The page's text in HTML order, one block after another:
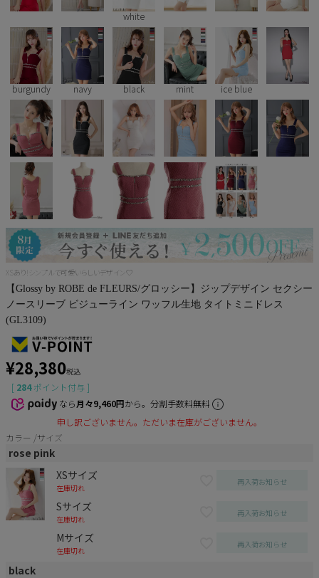
white
burgundy navy black mint ice blue
XSあり!シンプルで可愛いらしいデザイン♡
【Glossy by ROBE de FLEURS/グロッシー】ジップデザイン セクシー
ノースリーブ ビジューライン ワッフル生地 タイトミニドレス
(GL3109)
¥28,380税込
[ 284 ポイント付与 ]
なら月々9,460円から。分割手数料無料
申し訳ございません。ただいま在庫がございません。
カラー
サイズ
rose pink
XSサイズ
在庫切れ
再入荷お知らせ
Sサイズ
在庫切れ
再入荷お知らせ
Mサイズ
在庫切れ
再入荷お知らせ
black